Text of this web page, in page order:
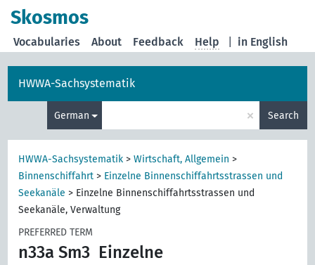
Skosmos
in English
Vocabularies About Feedback Help
HWWA-Sachsystematik
German × Search
HWWA-Sachsystematik >Wirtschaft, Allgemein >
Binnenschiffahrt > Einzelne Binnenschiffahrtsstrassen und
Seekanäle > Einzelne Binnenschiffahrtsstrassen und
Seekanäle, Verwaltung
PREFERRED TERM
n33a Sm3 Einzelne